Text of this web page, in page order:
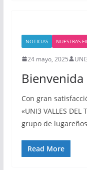
NOTICIAS NUESTRAS
24 mayo, 2025
Bienvenida
Con gran
«UNI3 VALLES
grupo de
Read More